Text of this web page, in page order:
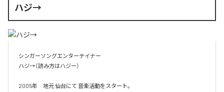
ハジ→
シンガーソングエンターテイナー
ハジ→（読み方はハジー）
2005年　地元 仙台にて 音楽活動をスタート。